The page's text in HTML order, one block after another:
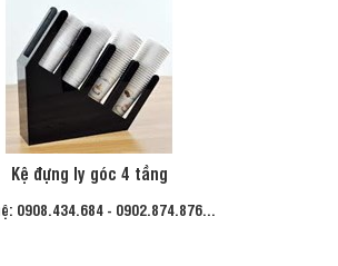
Kệ đựng ly góc 4 tầng
0908.434.684 - 0902.874.876...